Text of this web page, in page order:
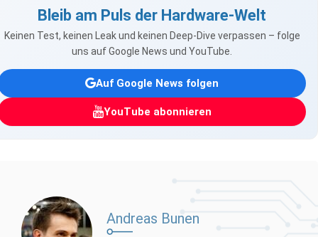
Bleib am Puls der Hardware-Welt
Keinen Test, keinen Leak und keinen Deep-Dive verpassen – folge
uns auf Google News und YouTube.
Auf Google News folgen
YouTube abonnieren
Andreas Bunen